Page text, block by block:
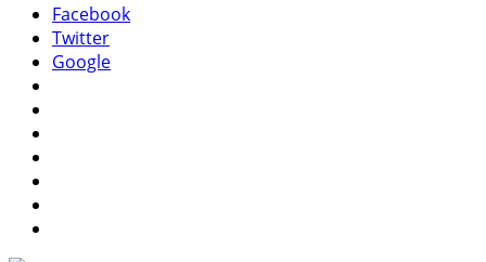
Facebook
Twitter
Google